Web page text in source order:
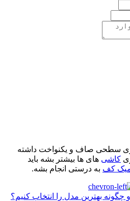
سطحی صاف و یکنواخت داشته
کاشی های ها بیشتر بشه باید
کف به درستی انجام بشه.